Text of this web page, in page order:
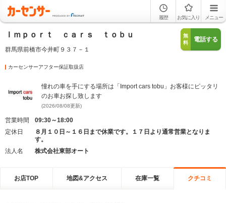
履歴 お気に入り メニュー
Ｉｍｐｏｒｔ ｃａｒｓ ｔｏｂｕ
群馬県前橋市今井町９３７－１
無
料
電話する
カーセンサーアフター保証取扱店
憧れの車を手にする場所は「Import cars tobu」お客様にピッタリ
のお車お探し致します
(2026/08/08更新)
営業時間
09:30～18:00
定休日
８月１０日～１６日まで休業です。１７日より通常営業となりま
す。
法人名
株式会社東部オート
お店TOP 地図&アクセス 在庫一覧 クチコミ